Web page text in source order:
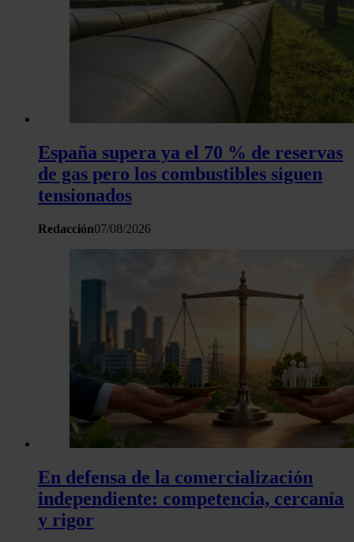
España supera ya el 70 % de reservas
de gas pero los combustibles siguen
tensionados
Redacción07/08/2026
En defensa de la comercialización
independiente: competencia, cercanía
y rigor